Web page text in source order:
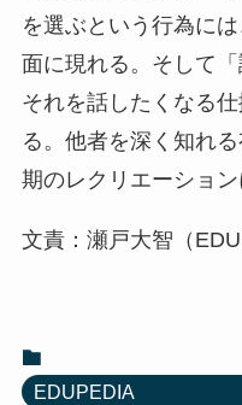
を選ぶという行為に
面に現れる。そして「
それを話したくなる
る。他者を深く知れ
期のレクリエーション
文責：瀬戸大智（
EDUPEDIA